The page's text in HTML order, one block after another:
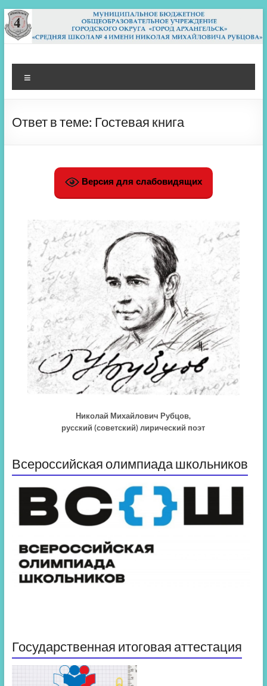
Перейти
к
содержимому
МБОУ СШ 4
Архангельск
Ответ в теме: Гостевая книга
Версия для слабовидящих
Николай Михайлович Рубцов,
русский (советский) лирический поэт
Всероссийская олимпиада школьников
Государственная итоговая аттестация